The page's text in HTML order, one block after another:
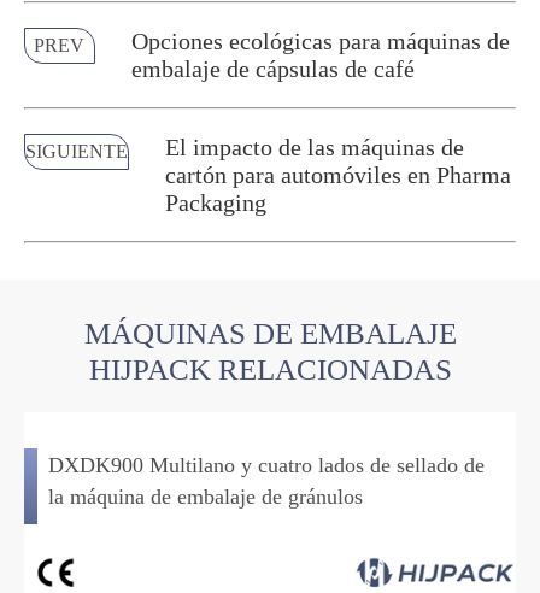
PREV
Opciones ecológicas para máquinas de
embalaje de cápsulas de café
SIGUIENTE
El impacto de las máquinas de
cartón para automóviles en Pharma
Packaging
MÁQUINAS DE EMBALAJE
HIJPACK RELACIONADAS
DXDK900 Multilano y cuatro lados de sellado de
la máquina de embalaje de gránulos